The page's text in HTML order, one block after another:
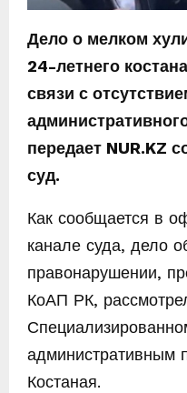
Дело о мелком
24-летнего
связи с
передает NUR.KZ
суд.
Как сообщается в
канале суда, дело
правонарушении,
КоАП РК,
административным
Костаная.